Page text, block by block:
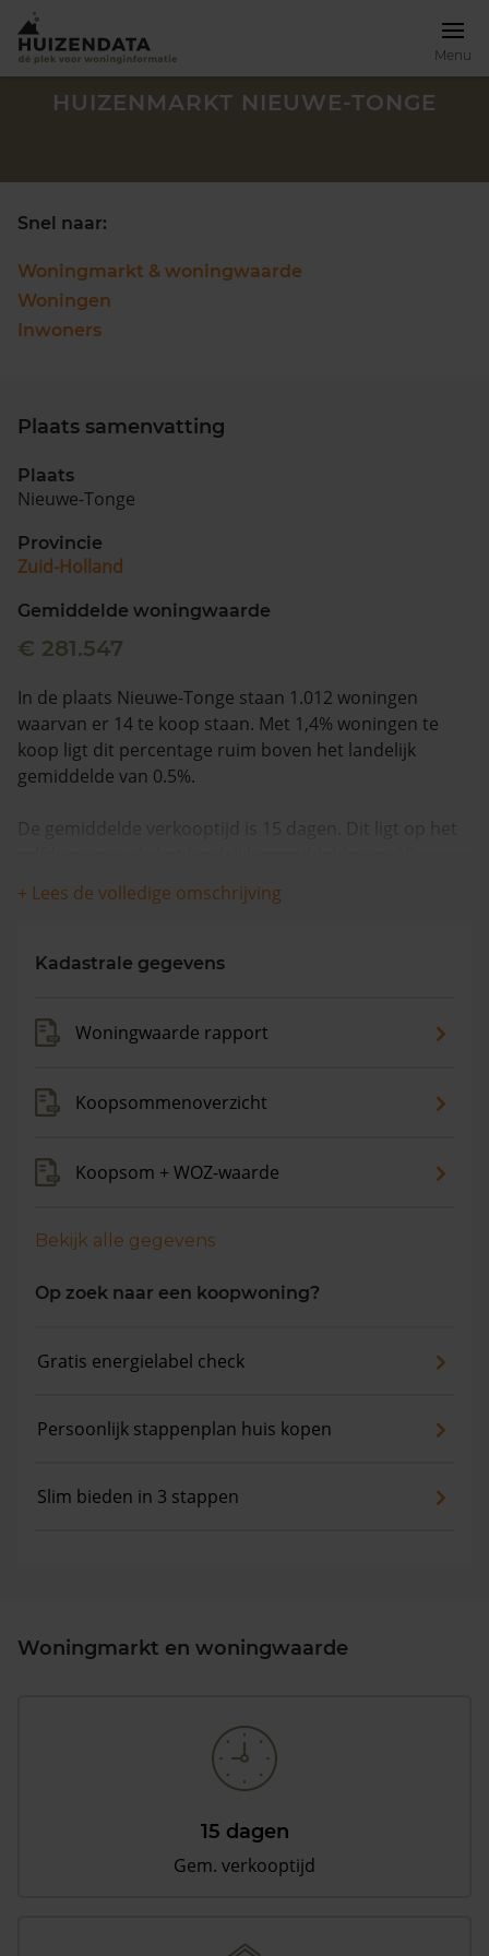
Menu
Zoek een woning
088 220 4200
Maandag t/m vrijdag - 08:00 -18:00
HUIZENMARKT NIEUWE-TONGE
Snel naar:
Woningmarkt & woningwaarde
Woningen
Inwoners
Plaats samenvatting
Plaats
Nieuwe-Tonge
Provincie
Zuid-Holland
Gemiddelde woningwaarde
€ 281.547
In de plaats Nieuwe-Tonge staan 1.012 woningen
waarvan er 14 te koop staan. Met 1,4% woningen te
koop ligt dit percentage ruim boven het landelijk
gemiddelde van 0.5%.
De gemiddelde verkooptijd is 15 dagen. Dit ligt op het
dagen.
vraagprijs is €455.429. In de afgelopen 12 maanden is
+ Lees de volledige omschrijving
Kadastrale gegevens
Woningwaarde rapport
Koopsommenoverzicht
Koopsom + WOZ-waarde
Bekijk alle gegevens
Op zoek naar een koopwoning?
Gratis energielabel check
Persoonlijk stappenplan huis kopen
Slim bieden in 3 stappen
Woningmarkt en woningwaarde
15 dagen
Gem. verkooptijd